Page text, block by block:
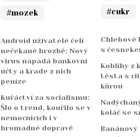
#mozek
Android uživatelé čelí
nečekané hrozbě: Nový
virus napadá bankovní
účty a krade z nich
peníze
Kuřáctví za socialismu:
Šlo o trend, kouřilo se v
nemocnicích i v
hromadné dopravě
#cukr
Chlebové
s
Koblihy z
těsta s
kůrou
koláč se